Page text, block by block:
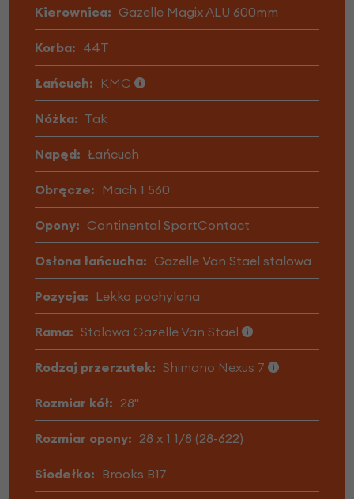
Kierownica: Gazelle Magix ALU 600mm
Korba: 44T
Łańcuch: KMC
Nóżka: Tak
Napęd: Łańcuch
Obręcze: Mach 1 560
Opony: Continental SportContact
Osłona łańcucha: Gazelle Van Stael stalowa
Pozycja: Lekko pochylona
Rama: Stalowa Gazelle Van Stael
Rodzaj przerzutek: Shimano Nexus 7
Rozmiar kół: 28"
Rozmiar opony: 28 x 1 1/8 (28-622)
Siodełko: Brooks B17